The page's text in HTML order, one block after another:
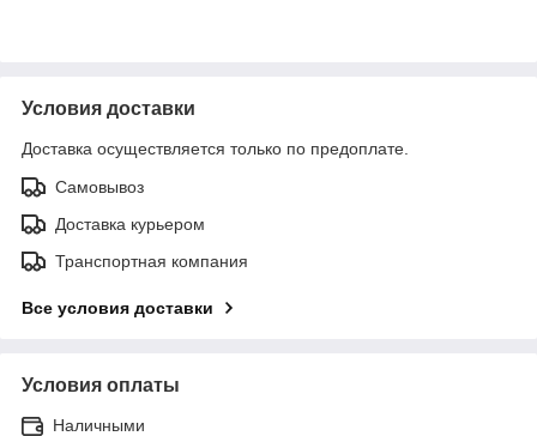
Условия доставки
Доставка осуществляется только по предоплате.
Самовывоз
Доставка курьером
Транспортная компания
Все условия доставки
Условия оплаты
Наличными